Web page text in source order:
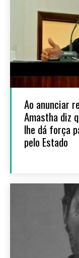
Ao anunciar
Amastha diz
lhe dá força
pelo Estado